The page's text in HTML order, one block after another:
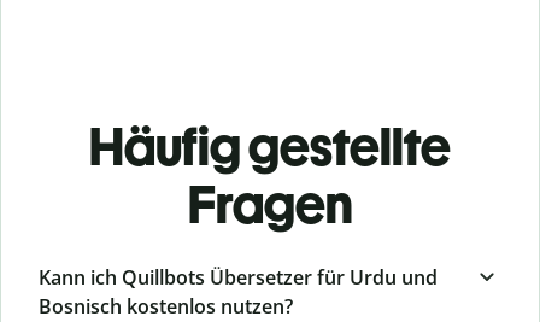
Häufig gestellte
Fragen
Kann ich Quillbots Übersetzer für Urdu und
Bosnisch kostenlos nutzen?